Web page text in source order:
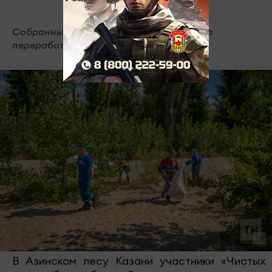
Собранные отходы будут отправлены на
переработку.
В Азинском лесу Казани участники «Чистых